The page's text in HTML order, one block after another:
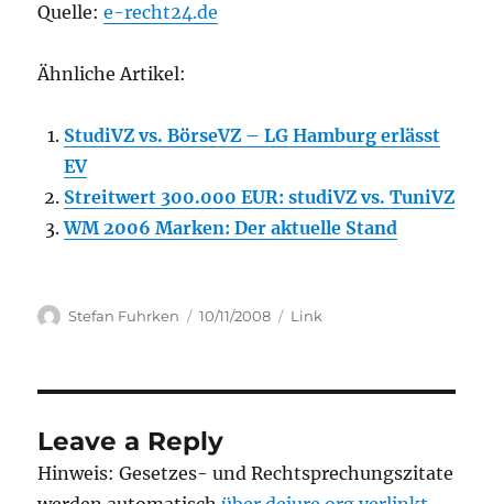
Quelle:e-recht24.de
Ähnliche Artikel:
StudiVZ vs. BörseVZ – LG Hamburg erlässt
EV
Streitwert 300.000 EUR: studiVZ vs. TuniVZ
WM 2006 Marken: Der aktuelle Stand
Author
Stefan Fuhrken
Posted
10/11/2008 Categories
Link
Leave a Reply
Hinweis: Gesetzes- und Rechtsprechungszitate